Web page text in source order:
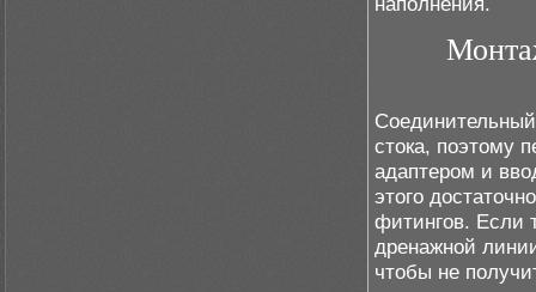
стока, поэтому
адаптером и
этого
фитингов. Если
дренажной
чтобы не